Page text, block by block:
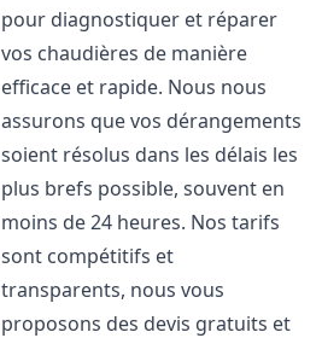
pour diagnostiquer et réparer
vos chaudières de manière
efficace et rapide. Nous nous
assurons que vos dérangements
soient résolus dans les délais les
plus brefs possible, souvent en
moins de 24 heures. Nos tarifs
sont compétitifs et
transparents, nous vous
proposons des devis gratuits et